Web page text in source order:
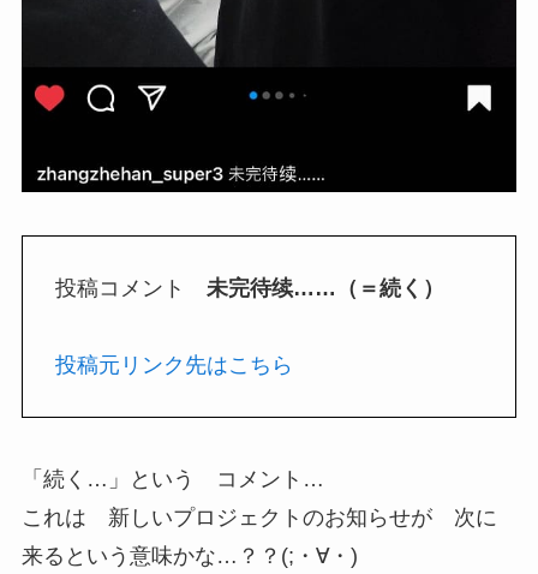
投稿コメント 未完待续……（＝続く）
投稿元リンク先はこちら
「続く…」という コメント…
これは 新しいプロジェクトのお知らせが 次に
来るという意味かな…？？(;・∀・)